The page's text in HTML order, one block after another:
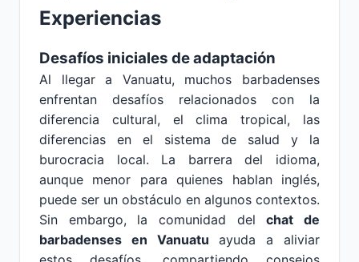
Experiencias
Desafíos iniciales de adaptación
Al llegar a Vanuatu, muchos barbadenses
enfrentan desafíos relacionados con la
diferencia cultural, el clima tropical, las
diferencias en el sistema de salud y la
burocracia local. La barrera del idioma,
aunque menor para quienes hablan inglés,
puede ser un obstáculo en algunos contextos.
Sin embargo, la comunidad delchat de
barbadenses en Vanuatu ayuda a aliviar